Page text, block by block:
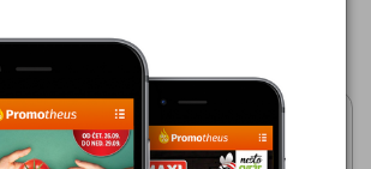
Cena